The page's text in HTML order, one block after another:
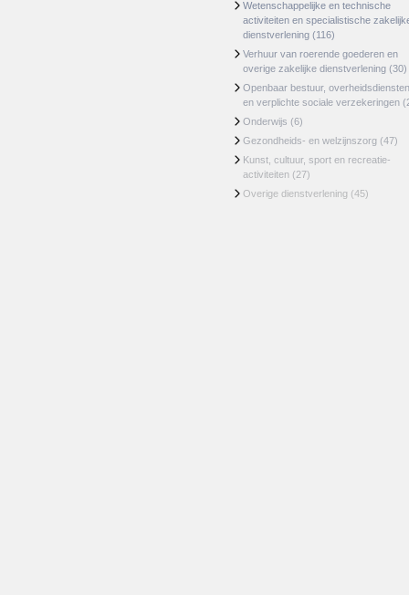
Wetenschappelijke en technische
activiteiten en specialistische
dienstverlening (116)
Verhuur van roerende goederen en
overige zakelijke dienstverlening (30)
Openbaar bestuur, overheidsdiensten
en verplichte sociale verzekeringen
Onderwijs (6)
Gezondheids- en welzijnszorg (47)
Kunst, cultuur, sport en recreatie-
activiteiten (27)
Overige dienstverlening (45)